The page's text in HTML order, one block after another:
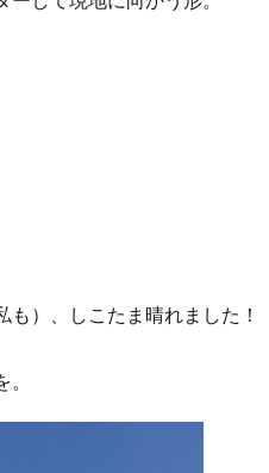
）、しこたま晴れました！